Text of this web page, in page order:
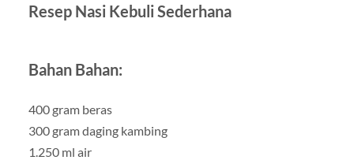
Resep Nasi Kebuli Sederhana
Bahan Bahan:
400 gram beras
300 gram daging kambing
1.250 ml air